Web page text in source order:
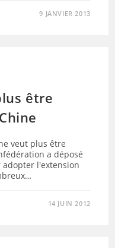
9 JANVIER 2013
être
veut plus être
a déposé
l'extension
14 JUIN 2012